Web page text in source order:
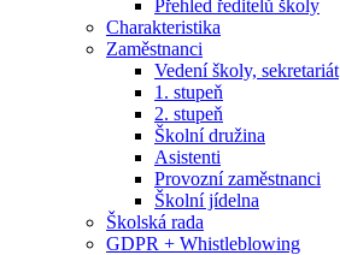
Přehled ředitelů školy
Charakteristika
Zaměstnanci
Vedení školy, sekretariát
1. stupeň
2. stupeň
Školní družina
Asistenti
Provozní zaměstnanci
Školní jídelna
Školská rada
GDPR + Whistleblowing